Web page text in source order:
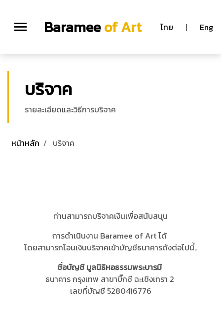
Barameeof Art ไทย | Eng
บริจาค
รายละเอียดและวิธีการบริจาค
หน้าหลัก บริจาค
ท่านสามารถบริจาคเงินเพื่อสนับสนุน
การดำเนินงาน Baramee of Art ได้
โดยสามารถโอนเงินบริจาคเข้าบัญชีธนาคารดังต่อไปนี้..
ชื่อบัญชี มูลนิธิหอธรรมพระบารมี
ธนาคาร กรุงเทพ สาขาบิ๊กซี ฉะเชิงเทรา 2
เลขที่บัญชี 5280416776